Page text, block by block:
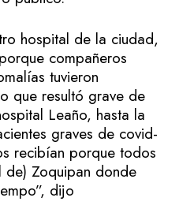
hospital de la ciudad,
compañeros
tuvieron
que resultó grave de
Leaño, hasta la
graves de covid-
recibían porque todos
de) Zoquipan donde
dijo